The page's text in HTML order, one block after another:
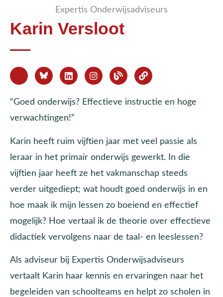
Expertis Onderwijsadviseurs
Karin Versloot
“Goed onderwijs? Effectieve instructie en hoge
verwachtingen!”
Karin heeft ruim vijftien jaar met veel passie als
leraar in het primair onderwijs gewerkt. In die
vijftien jaar heeft ze het vakmanschap steeds
verder uitgediept; wat houdt goed onderwijs in en
hoe maak ik mijn lessen zo boeiend en effectief
mogelijk? Hoe vertaal ik de theorie over effectieve
didactiek vervolgens naar de taal- en leeslessen?
Als adviseur bij Expertis Onderwijsadviseurs
vertaalt Karin haar kennis en ervaringen naar het
begeleiden van schoolteams en helpt zo scholen in